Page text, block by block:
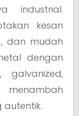
industrial.
kesan
dan mudah
dengan
galvanized,
autentik.